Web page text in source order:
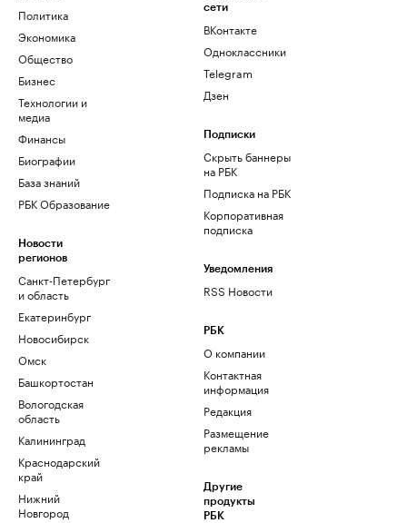
Политика
Экономика
Общество
Бизнес
Технологии и
медиа
Финансы
Биографии
База знаний
РБК Образование
Новости
регионов
Санкт-Петербург
и область
Екатеринбург
Новосибирск
Омск
Башкортостан
Вологодская
область
Калининград
Краснодарский
край
Нижний
Новгород
сети
ВКонтакте
Одноклассники
Telegram
Дзен
Подписки
Скрыть баннеры
на РБК
Подписка на РБК
Корпоративная
подписка
Уведомления
RSS Новости
РБК
О компании
Контактная
информация
Редакция
Размещение
рекламы
Другие
продукты
РБК